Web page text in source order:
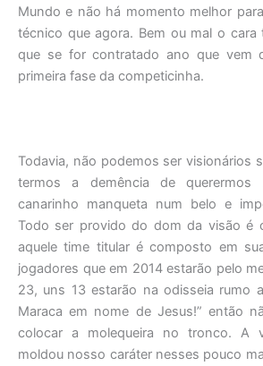
Mundo e não há momento melhor
técnico que agora. Bem ou mal o cara
que se for contratado ano que vem
primeira fase da competicinha.
Todavia, não podemos ser visionários
termos a demência de querermos
canarinho manqueta num belo e
Todo ser provido do dom da visão é
aquele time titular é composto em
jogadores que em 2014 estarão pelo
23, uns 13 estarão na odisseia rumo
Maraca em nome de Jesus!” então
colocar a molequeira no tronco. A
moldou nosso caráter nesses pouco